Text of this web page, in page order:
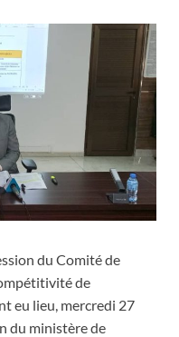
du Comité de
de
eu lieu, mercredi 27
du ministère de